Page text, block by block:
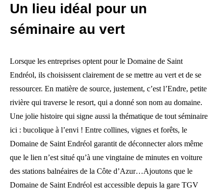
Un lieu idéal pour un
séminaire au vert
Lorsque les entreprises optent pour le Domaine de Saint
Endréol, ils choisissent clairement de se mettre au vert et de se
ressourcer. En matière de source, justement, c’est l’Endre, petite
rivière qui traverse le resort, qui a donné son nom au domaine.
Une jolie histoire qui signe aussi la thématique de tout séminaire
ici : bucolique à l’envi ! Entre collines, vignes et forêts, le
Domaine de Saint Endréol garantit de déconnecter alors même
que le lien n’est situé qu’à une vingtaine de minutes en voiture
des stations balnéaires de la Côte d’Azur…Ajoutons que le
Domaine de Saint Endréol est accessible depuis la gare TGV